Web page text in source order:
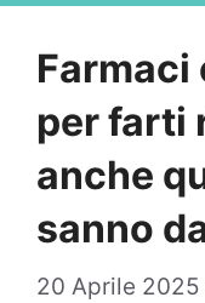
Farmaci
per farti
anche
sanno
20 Aprile 2025